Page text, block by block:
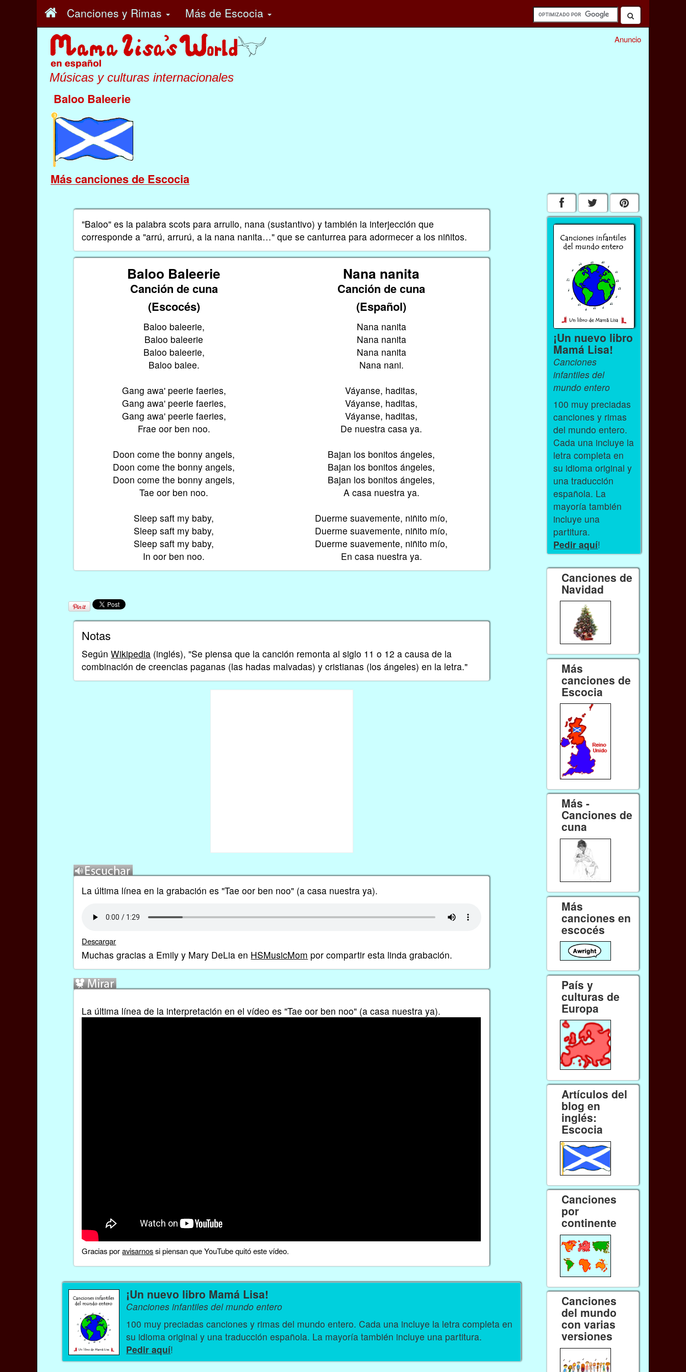
Canciones y Rimas Más de Escocia
Músicas y culturas internacionales
Baloo Baleerie
Más canciones de Escocia
Anuncio
"Baloo" es la palabra scots para arrullo, nana (sustantivo) y también la interjección que
corresponde a "arrú, arrurú, a la nana nanita…" que se canturrea para adormecer a los niñitos.
Baloo Baleerie Nana nanita
Canción de cuna
Canción de cuna
(Escocés)
(Español)
Baloo baleerie,
Baloo baleerie
Baloo baleerie,
Baloo balee.
Gang awa' peerie faeries,
Gang awa' peerie faeries,
Gang awa' peerie faeries,
Frae oor ben noo.
Doon come the bonny angels,
Doon come the bonny angels,
Doon come the bonny angels,
Tae oor ben noo.
Sleep saft my baby,
Sleep saft my baby,
Sleep saft my baby,
In oor ben noo.
Nana nanita
Nana nanita
Nana nanita
Nana nani.
Váyanse, haditas,
Váyanse, haditas,
Váyanse, haditas,
De nuestra casa ya.
Bajan los bonitos ángeles,
Bajan los bonitos ángeles,
Bajan los bonitos ángeles,
A casa nuestra ya.
Duerme suavemente, niñito mío,
Duerme suavemente, niñito mío,
Duerme suavemente, niñito mío,
En casa nuestra ya.
Notas
SegúnWikipedia (inglés), "Se piensa que la canción remonta al siglo 11 o 12 a causa de la
combinación de creencias paganas (las hadas malvadas) y cristianas (los ángeles) en la letra."
La última línea en la grabación es "Tae oor ben noo" (a casa nuestra ya).
Descargar
Muchas gracias a Emily y Mary DeLia en HSMusicMom por compartir esta linda grabación.
La última línea de la interpretación en el vídeo es "Tae oor ben noo" (a casa nuestra ya).
Gracias poravisarnossi piensan que YouTube quitó este vídeo.
¡Un nuevo libro Mamá Lisa!
Canciones infantiles del mundo entero
100 muy preciadas canciones y rimas del mundo entero. Cada una incluye la letra completa en
su idioma original y una traducción española. La mayoría también incluye una partitura.
Pedir aquí!
¡Un nuevo libro
Mamá Lisa!
Canciones
infantiles del
mundo entero
100 muy preciadas
canciones y rimas
del mundo entero.
Cada una incluye la
letra completa en
su idioma original y
una traducción
española. La
mayoría también
incluye una
partitura.
Pedir aquí!
Canciones de
Navidad
Más
canciones de
Escocia
Más -
Canciones de
cuna
Más
canciones en
escocés
País y
culturas de
Europa
Artículos del
blog en
inglés:
Escocia
Canciones
por
continente
Canciones
del mundo
con varias
versiones